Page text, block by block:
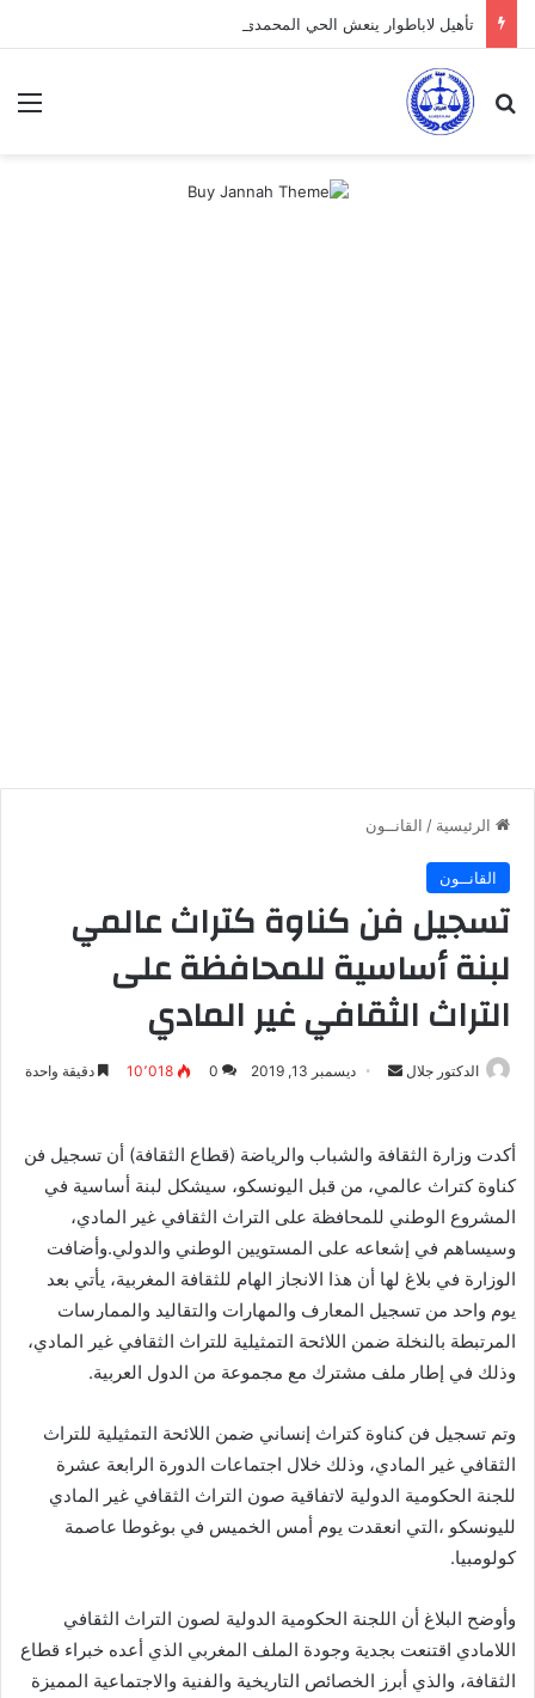
تأهيل لاباطوار ينعش الحي المحمدي
بحث عن
الرئيسية / القانــون
القانــون
تسجيل فن كناوة كتراث عالمي
لبنة أساسية للمحافظة على
التراث الثقافي غير المادي
الدكتور جلال
أرسل ديسمبر 13, 2019 0 10٬018 دقيقة واحدة
أكدت وزارة الثقافة والشباب والرياضة (قطاع الثقافة) أن تسجيل فن
كناوة كتراث عالمي، من قبل اليونسكو، سيشكل لبنة أساسية في
المشروع الوطني للمحافظة على التراث الثقافي غير المادي،
وسيساهم في إشعاعه على المستويين الوطني والدولي.وأضافت
الوزارة في بلاغ لها أن هذا الانجاز الهام للثقافة المغربية، يأتي بعد
يوم واحد من تسجيل المعارف والمهارات والتقاليد والممارسات
المرتبطة بالنخلة ضمن اللائحة التمثيلية للتراث الثقافي غير المادي،
وذلك في إطار ملف مشترك مع مجموعة من الدول العربية.
وتم تسجيل فن كناوة كتراث إنساني ضمن اللائحة التمثيلية للتراث
الثقافي غير المادي، وذلك خلال اجتماعات الدورة الرابعة عشرة
للجنة الحكومية الدولية لاتفاقية صون التراث الثقافي غير المادي
لليونسكو ،التي انعقدت يوم أمس الخميس في بوغوطا عاصمة
كولومبيا.
وأوضح البلاغ أن اللجنة الحكومية الدولية لصون التراث الثقافي
اللامادي اقتنعت بجدية وجودة الملف المغربي الذي أعده خبراء قطاع
الثقافة، والذي أبرز الخصائص التاريخية والفنية والاجتماعية المميزة